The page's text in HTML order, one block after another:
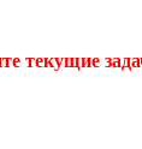
текущие